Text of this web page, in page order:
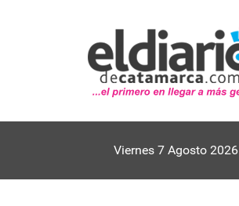
Viernes 7 Agosto 2026